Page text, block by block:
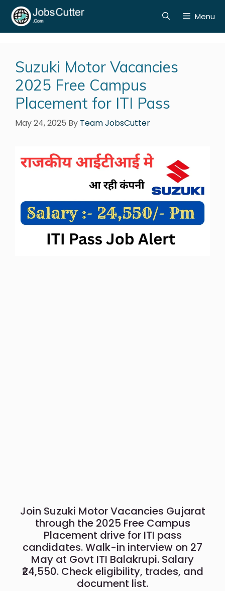
Menu
Suzuki Motor Vacancies
2025 Free Campus
Placement for ITI Pass
May 24, 2025 By Team JobsCutter
Join Suzuki Motor Vacancies Gujarat
through the 2025 Free Campus
Placement drive for ITI pass
candidates. Walk-in interview on 27
May at Govt ITI Balakrupi. Salary
₹24,550. Check eligibility, trades, and
document list.